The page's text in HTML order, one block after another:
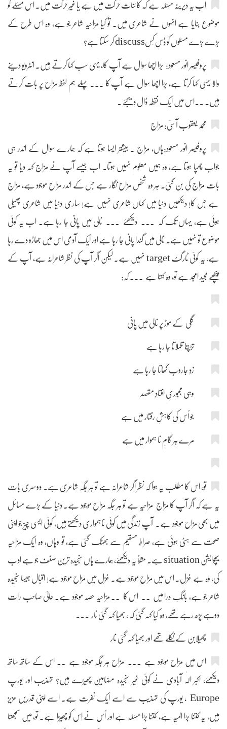
اب یہ دیرینہ مسئلہ ہے کہ کائنات حرکت میں ہے یا غیر حرکت میں۔ اس مسئلے کو
موضوع بنایا ہے انہوں نے شاعری میں۔ تو کیا مزاحیہ شاعر جو ہے، وہ اس طرح کے
بڑے بڑے مسئلوں کو ڈِس کَسdiscuss کر سکتا ہے؟
پروفیسر انور مسعود: بڑا اچھا سوال ہے آپ کا، یہی سب کہا کرتے ہیں۔ انٹرویو دینے
والا یہی کہا کرتا ہے، بڑا اچھا سوال ہے آپ کا ۔۔۔ پہلے ہم لفظ مزاح پر بات کرتے
ہیں۔ ۔۔اس میں ایک نقطہ ڈال دیجئے ۔
محمد یعقوب آسیؔ: مزاج
پروفیسر انور مسعود:ہاں، مزاج ۔ بیشتر ایسا ہوتا ہے کہ ہمارے سوال کے اندر ہی
جواب چھپا ہوتا ہے، وہ ہمیں معلوم نہیں ہوتا۔ اب جیسے آپ نے مزاج کہہ دیا تو یہ
بات مزاج کی بن گئی۔ ہر وہ شخص مزاح نگار ہے جس کے اندر مزاح موجود ہے، مزاج
ہے جس کا! دیکھیں دنیا میں کہاں شاعری نہیں ہے! ساری دنیا میں شاعری پھیلی
ہوئی ہے، یہاں تک کہ ۔۔۔ دیکھئے ۔۔۔ نالی میں پانی جا رہا ہے۔ اب یہ کوئی
موضوع تو نہیں ہے۔ نالی میں گندا پانی جا رہا ہے اور ایک آدمی اس میں جھاڑو دے رہا
ہے، یہ کوئی ٹارگٹ target نہیں ہے۔ لیکن اگر آپ کی نظر شاعرانہ ہے، آپ کے
پیچھے مجید امجد ہے تو، وہ کہتا ہے ۔۔۔ کہ:
گلی کے موڑ پر نالی میں پانی
تڑپتا تلملاتا جا رہا ہے
زدِ جاروب کھاتا جا رہا ہے
وہی مجبوریِ افتادِ مقصد
جو اُس کی کاہشِ رفتار میں ہے
مرے ہر گامِ نا ہموار میں ہے
تو، اس کا مطلب یہ ہوا کہ نظر اگر شاعرانہ ہے تو ہر جگہ شاعری ہے۔ دوسری بات
یہ ہے کہ اگر آپ کا مزاج مزاحیہ ہے تو ہر جگہ مزاح موجود ہے۔ دنیا کے بڑے مسائل
میں بھی مزاح موجود ہے۔ آپ زندگی میں کوئی ناہمواری دیکھتے ہیں، کوئی ایسی چیز جو اپنی
صحت سے ہٹی ہوئی ہے، صراطِ مسقیم سے بھٹک گئی ہے، تو وہاں، وہ ایک مزاحیہ
سیچوایشن situation ہے۔ مثلاً یہ دیکھئے، ہمارے ہاں سنجیدہ ترین صنف جو ہے ادب
کی، وہ ہے غزل۔ اس میں مزاح موجود ہے۔ غزل میں مزاح موجود ہے! اقبال جیسا سنجیدہ
شاعر جو ہے، بانگِ درا میں ۔۔ اس کا ۔۔ مزاحیہ حصہ موجود ہے۔ عالیؔ صاحب رات
دوہے پڑھ رہے تھے، وہ کیا کہہ گئی کہ ، بھیّا کہہ گئی نار ۔۔۔
چھَیلابن کے نکلے تھے اور بھیّا کہہ گئی نار
اس میں مزاح موجود ہے ۔۔۔ مزاح ہر جگہ موجود ہے ۔۔ اس کے ساتھ ساتھ
دیکھئے، اکبر الٰہ آبادی نے کوئی غیر سنجیدہ مضامین چھیڑے ہیں؟ تہذیب اور یورپ
Europe ، یورپ کی تہذیب سے اسے ایک نفرت ہے۔ اسے اپنی قدریں عزیز
ہیں، یہ کتنا بڑا المیہ ہے، کتنا بڑا مسئلہ ہے اور اُس نے اِس کو چھیڑا ہے۔ تو، میں سمجھتا